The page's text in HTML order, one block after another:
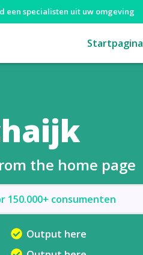
een specialisten uit uw omgeving
Startpagina
the home page
150.000+ consumenten
Output here